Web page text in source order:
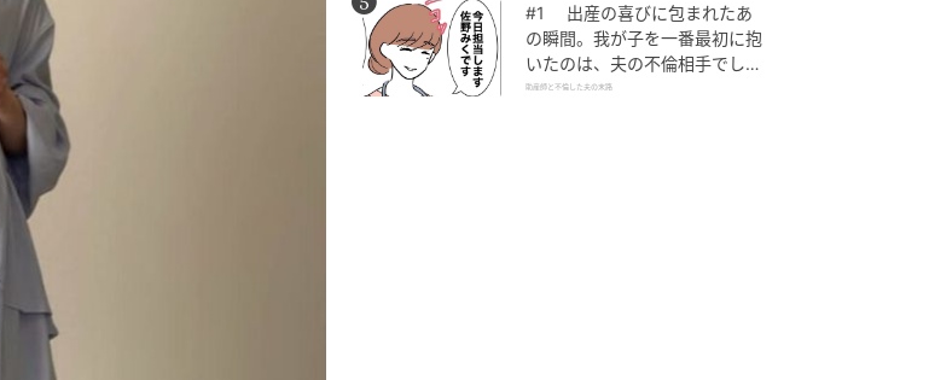
#1 出産の喜びに包まれたあ
の瞬間。我が子を一番最初に抱
いたのは、夫の不倫相手でし
た。
助産師と不倫した夫の末路